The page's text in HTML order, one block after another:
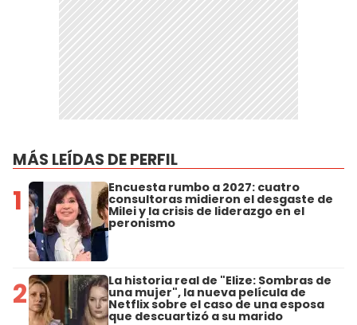
MÁS LEÍDAS DE PERFIL
1 Encuesta rumbo a 2027: cuatro
consultoras midieron el desgaste de
Milei y la crisis de liderazgo en el
peronismo
2 La historia real de "Elize: Sombras de
una mujer", la nueva película de
Netflix sobre el caso de una esposa
que descuartizó a su marido